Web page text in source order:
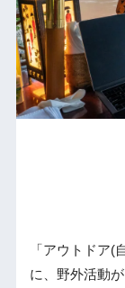
「アウトドア(
に、野外活動